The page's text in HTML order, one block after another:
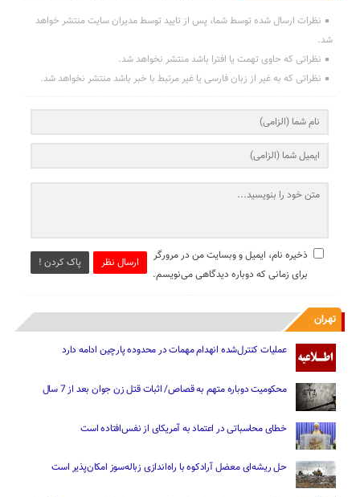
نظرات ارسال شده توسط شما، پس از تایید توسط مدیران سایت منتشر خواهد
شد.
نظراتی که حاوی تهمت یا افترا باشد منتشر نخواهد شد.
نظراتی که به غیر از زبان فارسی یا غیر مرتبط با خبر باشد منتشر نخواهد شد.
ارسال نظر پاک کردن !
ذخیره نام، ایمیل و وبسایت من در مرورگر
برای زمانی که دوباره دیدگاهی می‌نویسم.
تهران
عملیات کنترل‌شده انهدام مهمات در محدوده پارچین ادامه دارد
محکومیت دوباره متهم به قصاص/ اثبات قتل زن جوان بعد از 7 سال
خطای محاسباتی در اعتماد به آمریکای از نفس‌افتاده است
حل ریشه‌ای معضل آرادکوه با راه‌اندازی زباله‌سوز امکان‌پذیر است